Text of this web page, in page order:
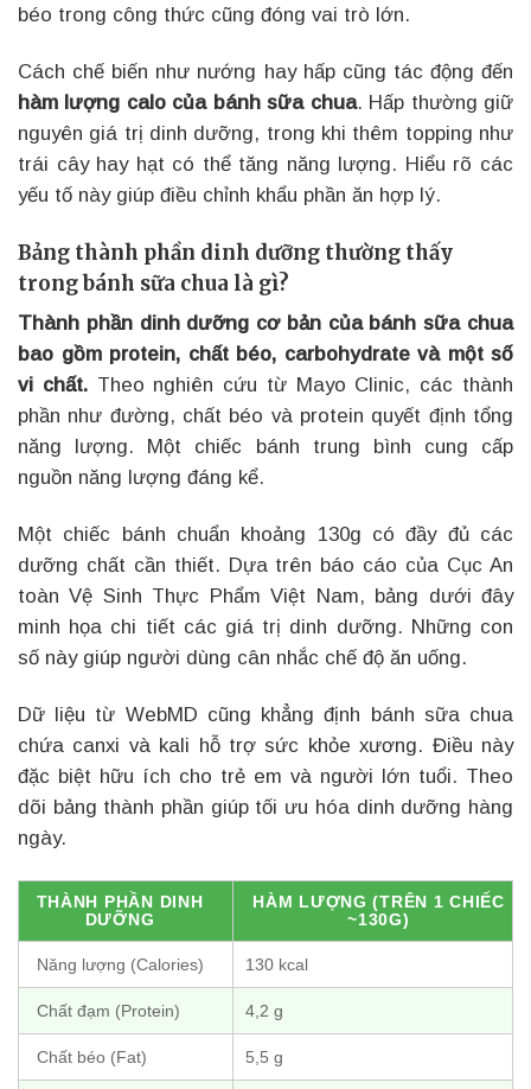
béo trong công thức cũng đóng vai trò lớn.
Cách chế biến như nướng hay hấp cũng tác động đến
hàm lượng calo của bánh sữa chua. Hấp thường giữ
nguyên giá trị dinh dưỡng, trong khi thêm topping như
trái cây hay hạt có thể tăng năng lượng. Hiểu rõ các
yếu tố này giúp điều chỉnh khẩu phần ăn hợp lý.
Bảng thành phần dinh dưỡng thường thấy
trong bánh sữa chua là gì?
Thành phần dinh dưỡng cơ bản của bánh sữa chua
bao gồm protein, chất béo, carbohydrate và một số
vi chất.Theo nghiên cứu từ Mayo Clinic, các thành
phần như đường, chất béo và protein quyết định tổng
năng lượng. Một chiếc bánh trung bình cung cấp
nguồn năng lượng đáng kể.
Một chiếc bánh chuẩn khoảng 130g có đầy đủ các
dưỡng chất cần thiết. Dựa trên báo cáo của Cục An
toàn Vệ Sinh Thực Phẩm Việt Nam, bảng dưới đây
minh họa chi tiết các giá trị dinh dưỡng. Những con
số này giúp người dùng cân nhắc chế độ ăn uống.
Dữ liệu từ WebMD cũng khẳng định bánh sữa chua
chứa canxi và kali hỗ trợ sức khỏe xương. Điều này
đặc biệt hữu ích cho trẻ em và người lớn tuổi. Theo
dõi bảng thành phần giúp tối ưu hóa dinh dưỡng hàng
ngày.
THÀNH PHẦN DINH
DƯỠNG
HÀM LƯỢNG (TRÊN 1 CHIẾC
~130G)
Năng lượng (Calories) 130 kcal
Chất đạm (Protein) 4,2 g
Chất béo (Fat) 5,5 g